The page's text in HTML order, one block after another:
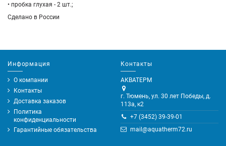
• пробка глухая - 2 шт.;
Сделано в России
Информация
О компании
Контакты
Доставка заказов
Политика
конфиденциальности
Гарантийные обязательства
Контакты
АКВАТЕРМ
г. Тюмень, ул. 30 лет Победы, д.
113а, к2
+7 (3452) 39-39-01
mail@aquatherm72.ru